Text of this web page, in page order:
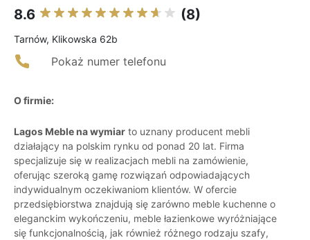
8.6 (8)
Tarnów, Klikowska 62b
Pokaż numer telefonu
O firmie:
Lagos Meble na wymiar to uznany producent mebli
działający na polskim rynku od ponad 20 lat. Firma
specjalizuje się w realizacjach mebli na zamówienie,
oferując szeroką gamę rozwiązań odpowiadających
indywidualnym oczekiwaniom klientów. W ofercie
przedsiębiorstwa znajdują się zarówno meble kuchenne o
eleganckim wykończeniu, meble łazienkowe wyróżniające
się funkcjonalnością, jak również różnego rodzaju szafy,